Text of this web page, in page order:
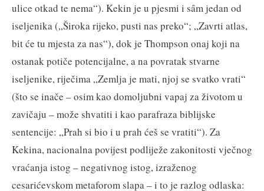
ulice otkad te nema“). Kekin je u pjesmi i sȃm jedan od
iseljenika („Široka rijeko, pusti nas preko“; „Zavrti atlas,
bit će tu mjesta za nas“), dok je Thompson onaj koji na
ostanak potiče potencijalne, a na povratak stvarne
iseljenike, riječima „Zemlja je mati, njoj se svatko vrati“
(što se inače – osim kao domoljubni vapaj za životom u
zavičaju – može shvatiti i kao parafraza biblijske
sentencije: „Prah si bio i u prah ćeš se vratiti“). Za
Kekina, nacionalna povijest podliježe zakonitosti vječnog
vraćanja istog – negativnog istog, izraženog
cesarićevskom metaforom slapa – i to je razlog odlaska: